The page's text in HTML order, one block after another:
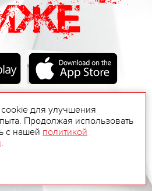
cookie для улучшения
Продолжая использовать
с нашей политикой
.